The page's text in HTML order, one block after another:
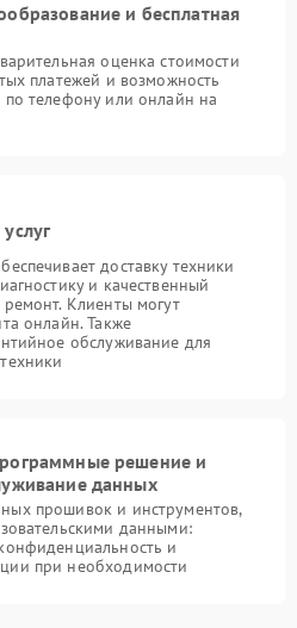
и бесплатная
оценка стоимости
платежей и возможность
по телефону или онлайн на
доставку техники
и качественный
Клиенты могут
онлайн. Также
обслуживание для
решение и
данных
прошивок и инструментов,
данными:
и
при необходимости